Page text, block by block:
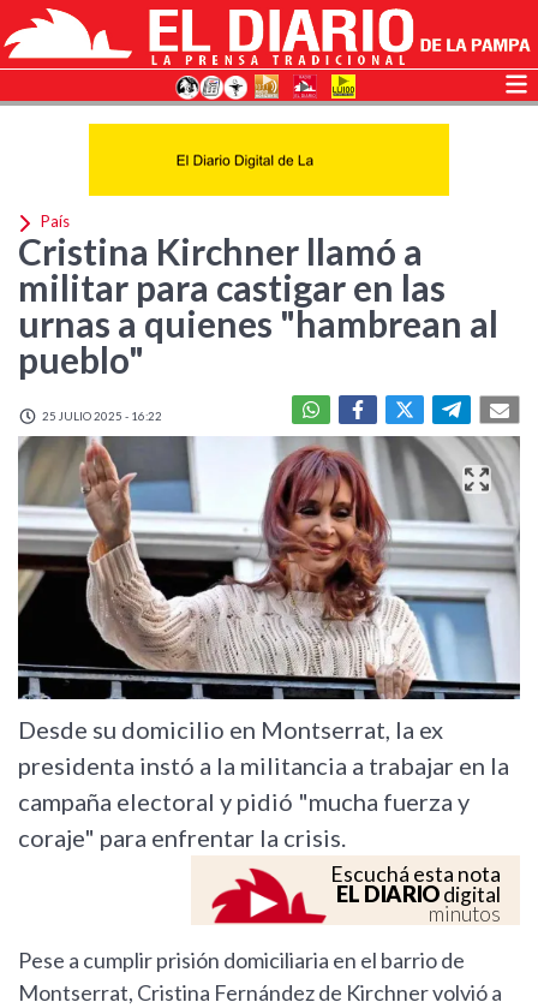
País
Cristina Kirchner llamó a
militar para castigar en las
urnas a quienes "hambrean al
pueblo"
25 JULIO 2025 - 16:22
Desde su domicilio en Montserrat, la ex
presidenta instó a la militancia a trabajar en la
campaña electoral y pidió "mucha fuerza y
coraje" para enfrentar la crisis.
Escuchá esta nota
EL DIARIOdigital
minutos
Pese a cumplir prisión domiciliaria en el barrio de
Montserrat, Cristina Fernández de Kirchner volvió a